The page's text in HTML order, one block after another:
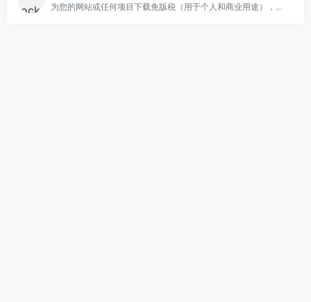
为您的网站或任何项目下载免版税（用于个人和商业用途），独特而精美的视频素材。